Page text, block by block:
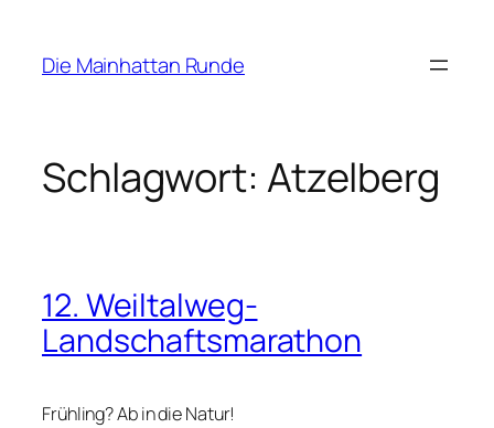
springen
Die Mainhattan Runde
Schlagwort: Atzelberg
12. Weiltalweg-
Landschaftsmarathon
Frühling? Ab in die Natur!